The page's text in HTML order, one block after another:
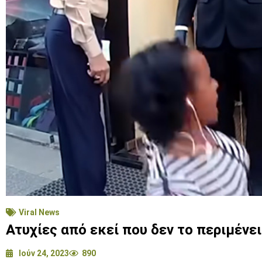
Viral News
Ατυχίες από εκεί που δεν το
Ιούν 24, 2023 890